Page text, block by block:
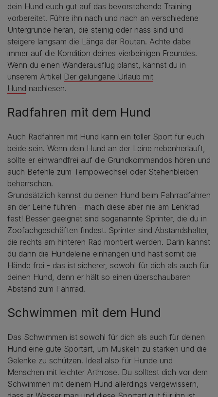
dein Hund euch gut auf das bevorstehende Training
vorbereitet. Führe ihn nach und nach an verschiedene
Untergründe heran, die steinig oder nass sind und
steigere langsam die Länge der Routen. Achte dabei
immer auf die Kondition deines vierbeinigen Freundes.
Wenn du einen Wanderausflug planst, kannst du in
unserem Artikel Der gelungene Urlaub mit
Hund nachlesen.
Radfahren mit dem Hund
Auch Radfahren mit Hund kann ein toller Sport für euch
beide sein. Wenn dein Hund an der Leine nebenherläuft,
sollte er einwandfrei auf die Grundkommandos hören und
auch Befehle zum Tempowechsel oder Stehenbleiben
beherrschen.
Grundsätzlich kannst du deinen Hund beim Fahrradfahren
an der Leine führen - mach diese aber nie am Lenkrad
fest! Besser geeignet sind sogenannte Sprinter, die du in
Zoofachgeschäften findest. Sprinter sind Abstandshalter,
die rechts am hinteren Rad montiert werden. Darin kannst
du dann die Hundeleine einhängen und hast somit die
Hände frei - das ist sicherer, sowohl für dich als auch für
deinen Hund, denn er hält so einen überschaubaren
Abstand zum Fahrrad.
Schwimmen mit dem Hund
Das Schwimmen ist sowohl für dich als auch für deinen
Hund eine gute Sportart, um Muskeln zu stärken und die
Gelenke zu schützen. Ideal also für Hunde und
Menschen mit leichter Arthrose. Du solltest dich vor dem
Schwimmen mit deinem Hund allerdings vergewissern,